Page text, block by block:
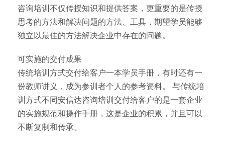
咨询培训不仅传授知识和提供答案，更重要的是传授
思考的方法和解决问题的方法、工具，期望学员能够
独立以最佳的方法解决企业中存在的问题。
可实施的交付成果
传统培训方式交付给客户一本学员手册，有时还有一
份教师讲义，成为参训者个人的参考资料。 与传统培
训方式不同安信达咨询培训交付给客户的是一套企业
的实施规范和操作手册，这是企业的积累，并且可以
不断复制和传承。